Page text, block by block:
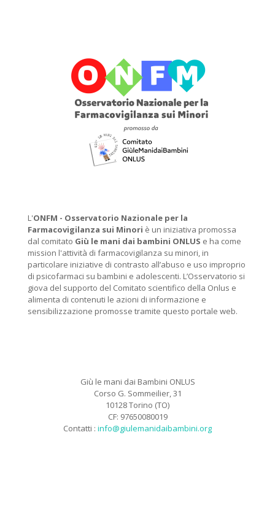
L'ONFM - Osservatorio Nazionale per la
Farmacovigilanza sui Minori è un iniziativa promossa
dal comitato Giù le mani dai bambini ONLUS e ha come
mission l'attività di farmacovigilanza su minori, in
particolare iniziative di contrasto all’abuso e uso improprio
di psicofarmaci su bambini e adolescenti. L’Osservatorio si
giova del supporto del Comitato scientifico della Onlus e
alimenta di contenuti le azioni di informazione e
sensibilizzazione promosse tramite questo portale web.
Giù le mani dai Bambini ONLUS
Corso G. Sommeilier, 31
10128 Torino (TO)
CF: 97650080019
Contatti : info@giulemanidaibambini.org